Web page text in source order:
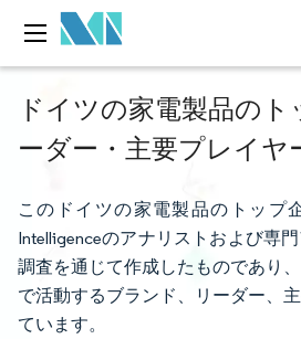
ドイツの家電製品のト
ーダー・主要プレイヤ
このドイツの家電製品のトップ
Intelligenceのアナリストおよび専
調査を通じて作成したものであり、
で活動するブランド、リーダー、
ています。